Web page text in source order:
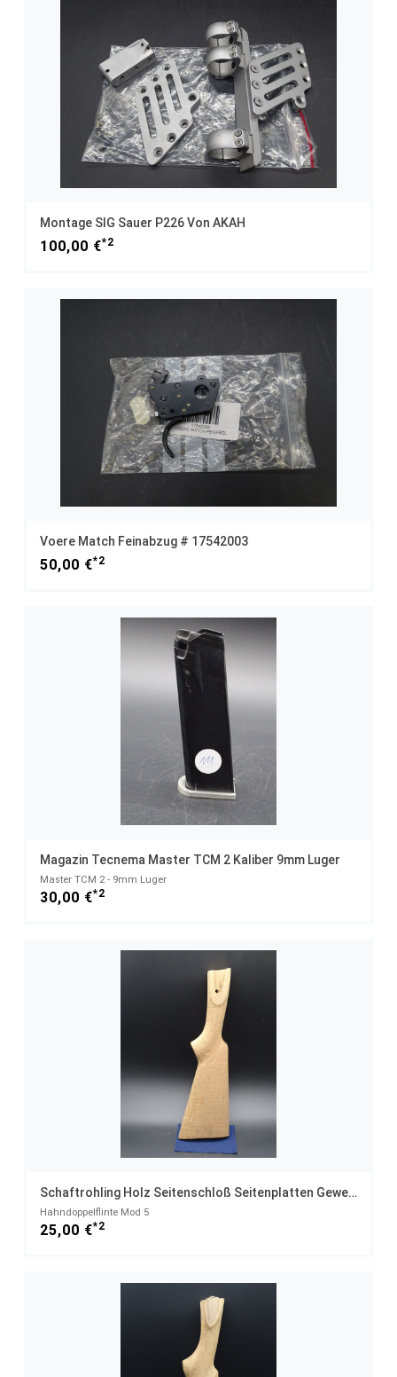
Montage SIG Sauer P226 Von AKAH
100,00 €*2
Voere Match Feinabzug # 17542003
50,00 €*2
Magazin Tecnema Master TCM 2 Kaliber 9mm Luger
Master TCM 2 - 9mm Luger
30,00 €*2
Schaftrohling Holz Seitenschloß Seitenplatten Gewehr Versandfrei
Hahndoppelflinte Mod 5
25,00 €*2